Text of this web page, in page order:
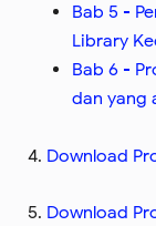
Bab 5 -
Library
Bab 6 -
dan yang
4. Download
5. Download